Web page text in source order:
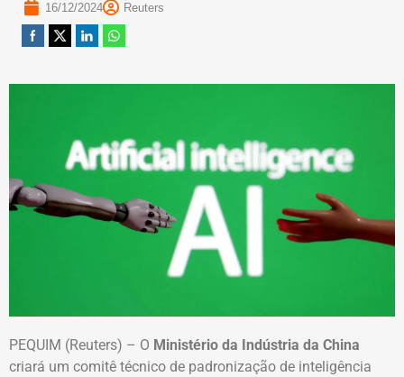
16/12/2024 Reuters
PEQUIM (Reuters) – O Ministério da Indústria da China
criará um comitê técnico de padronização de inteligência